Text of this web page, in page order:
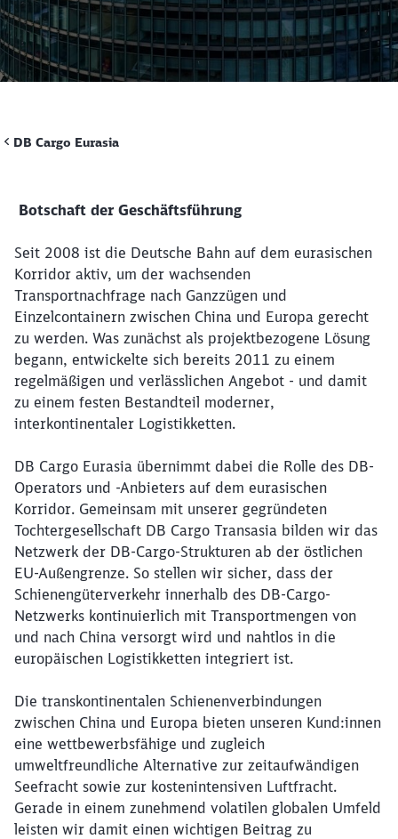
DB Cargo Eurasia
Botschaft der Geschäftsführung
Seit 2008 ist die Deutsche Bahn auf dem eurasischen
Korridor aktiv, um der wachsenden
Transportnachfrage nach Ganzzügen und
Einzelcontainern zwischen China und Europa gerecht
zu werden. Was zunächst als projektbezogene Lösung
begann, entwickelte sich bereits 2011 zu einem
regelmäßigen und verlässlichen Angebot - und damit
zu einem festen Bestandteil moderner,
interkontinentaler Logistikketten.
DB Cargo Eurasia übernimmt dabei die Rolle des DB-
Operators und -Anbieters auf dem eurasischen
Korridor. Gemeinsam mit unserer gegründeten
Tochtergesellschaft DB Cargo Transasia bilden wir das
Netzwerk der DB-Cargo-Strukturen ab der östlichen
EU-Außengrenze. So stellen wir sicher, dass der
Schienengüterverkehr innerhalb des DB-Cargo-
Netzwerks kontinuierlich mit Transportmengen von
und nach China versorgt wird und nahtlos in die
europäischen Logistikketten integriert ist.
Die transkontinentalen Schienenverbindungen
zwischen China und Europa bieten unseren Kund:innen
eine wettbewerbsfähige und zugleich
umweltfreundliche Alternative zur zeitaufwändigen
Seefracht sowie zur kostenintensiven Luftfracht.
Gerade in einem zunehmend volatilen globalen Umfeld
leisten wir damit einen wichtigen Beitrag zu